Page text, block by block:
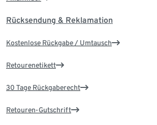
Rücksendung & Reklamation
Kostenlose Rückgabe / Umtausch
Retourenetikett
30 Tage Rückgaberecht
Retouren-Gutschrift